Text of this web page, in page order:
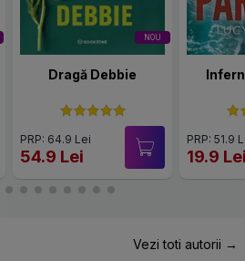
NOU
Dragă Debbie
PRP: 64.9 Lei
54.9 Lei
PRP: 51.9
19.9
Vezi toti autorii →